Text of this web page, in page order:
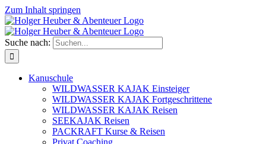
Zum Inhalt springen
Suche nach:
Kanuschule
WILDWASSER KAJAK Einsteiger
WILDWASSER KAJAK Fortgeschrittene
WILDWASSER KAJAK Reisen
SEEKAJAK Reisen
PACKRAFT Kurse & Reisen
Privat Coaching